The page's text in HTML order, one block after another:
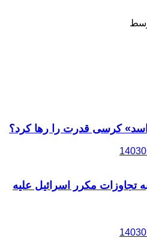
کرسی قدرت را رها کرد؟
مکرر اسرائیل علیه